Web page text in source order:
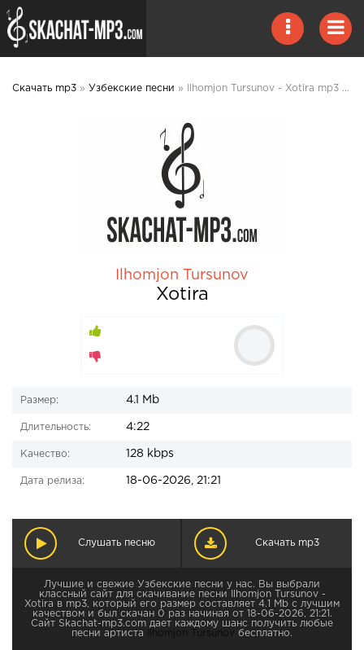
Скачать mp3 » Узбекские песни » Ilhomjon Tursunov - Xotira mp3 скачать
Ilhomjon Tursunov
Xotira
Размер: 4.1 Mb
Длительность: 4:22
Качество: 128 kbps
Дата релиза: 18-06-2026, 21:21
Слушать песню Скачать mp3
Лучшие и свежие Узбекские песни у нас. Вы выбрали
классный сайт для скачивание песни Ilhomjon Tursunov -
Xotira в mp3, который его размер составляет 4.1 Mb с лучшим
качеством и был скачан 0 раз начиная от 18-06-2026, 21:21.
Сайт Skachat-mp3.com дает каждому шанс получить любые
песни артиста
бесплатно.